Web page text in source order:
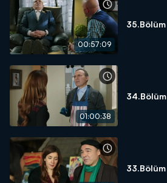
00:57:09
35.Bölüm
01:00:38
34.Bölüm
33.Bölüm